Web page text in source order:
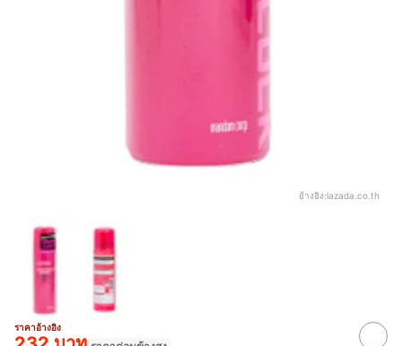
อ้างอิง:lazada.co.th
ราคาอ้างอิง